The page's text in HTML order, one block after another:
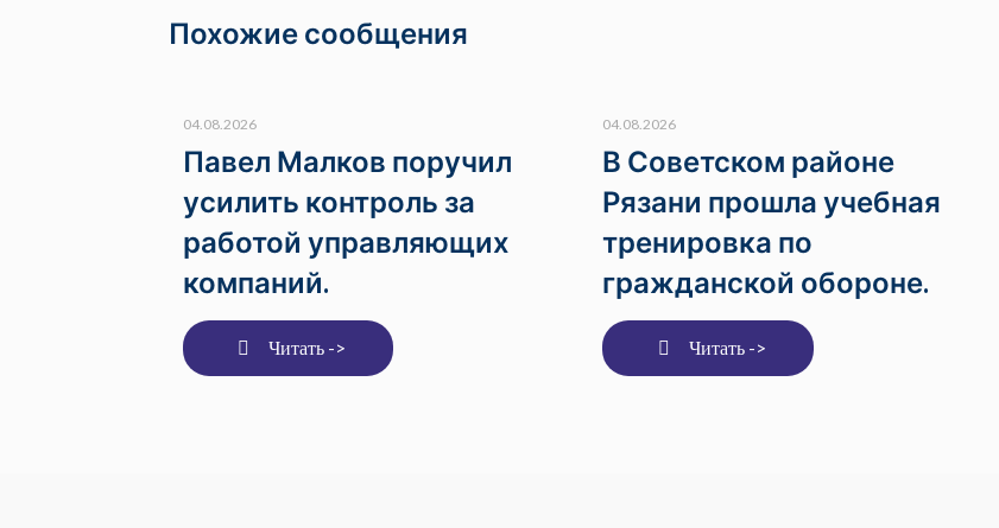
Похожие сообщения
04.08.2026
Павел Малков поручил
усилить контроль за
работой управляющих
компаний.
Читать ->
04.08.2026
В Советском районе
Рязани прошла учебная
тренировка по
гражданской обороне.
Читать ->